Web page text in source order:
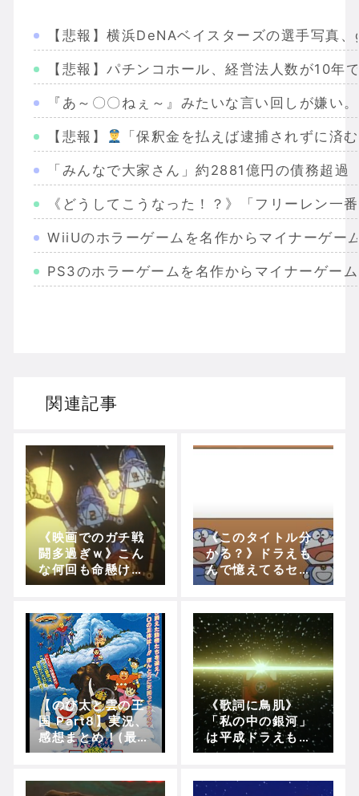
【悲報】横浜DeNAベイスターズの選手写真
【悲報】パチンコホール、経営法人数が10
『あ～〇〇ねぇ～』みたいな言い回しが嫌い
【悲報】 「保釈金を払えば逮捕されずに済
「みんなで大家さん」約2881億円の債務超過
《どうしてこうなった！？》「フリーレン
WiiUのホラーゲームを名作からマイナーゲー
PS3のホラーゲームを名作からマイナーゲー
ドラゴンクエスト３の思い出
Powered by livedoor 相互RSS
関連記事
《映画でのガチ戦
闘多過ぎｗ》こん
な何回も命懸けて
戦う小学生って他
《このタイトル分
かる？》ドラえも
んで憶えてるセリ
フを挙げてい
【のび太と雲の王
国 Part8】実況、
感想まとめ！(最後
の審判～密猟者と
画ドラえもん】
《歌詞に鳥肌》
「私の中の銀河」
は平成ドラえもん
屈指の名曲(のび太